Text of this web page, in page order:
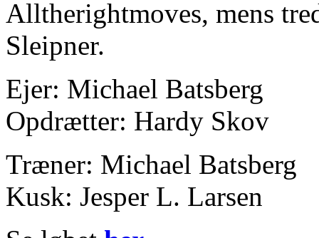
Alltherightmoves, mens
Sleipner.
Ejer: Michael Batsberg
Opdrætter: Hardy Skov
Træner: Michael Batsberg
Kusk: Jesper L. Larsen